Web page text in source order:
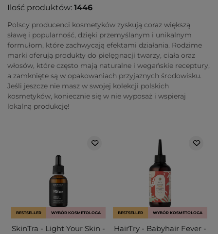
Ilość produktów: 1446
Polscy producenci kosmetyków zyskują coraz większą
sławę i popularność, dzięki przemyślanym i unikalnym
formułom, które zachwycają efektami działania. Rodzime
marki oferują produkty do pielęgnacji twarzy, ciała oraz
włosów, które często mają naturalne i wegańskie receptury,
a zamknięte są w opakowaniach przyjaznych środowisku.
Jeśli jeszcze nie masz w swojej kolekcji polskich
kosmetyków, koniecznie się w nie wyposaż i wspieraj
lokalną produkcję!
BESTSELLER WYBÓR KOSMETOLOGA
SkinTra - Light Your Skin -
BESTSELLER WYBÓR KOSMETOLOGA
HairTry - Babyhair Fever -